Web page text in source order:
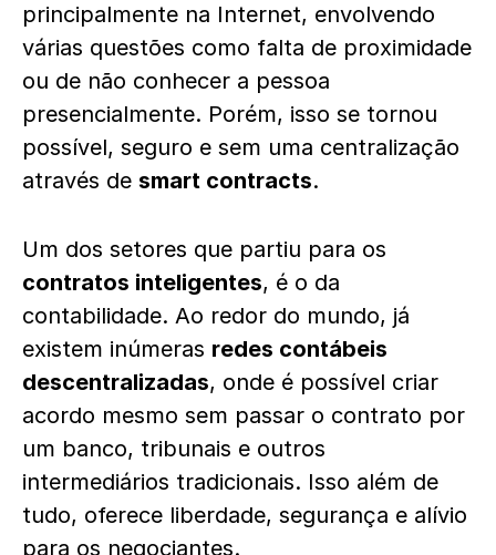
principalmente na Internet, envolvendo
várias questões como falta de proximidade
ou de não conhecer a pessoa
presencialmente. Porém, isso se tornou
possível, seguro e sem uma centralização
através de smart contracts.
Um dos setores que partiu para os
contratos inteligentes, é o da
contabilidade. Ao redor do mundo, já
existem inúmeras redes contábeis
descentralizadas, onde é possível criar
acordo mesmo sem passar o contrato por
um banco, tribunais e outros
intermediários tradicionais. Isso além de
tudo, oferece liberdade, segurança e alívio
para os negociantes.